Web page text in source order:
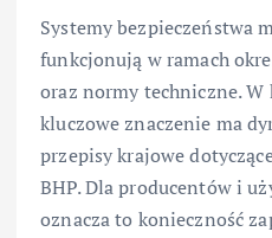
Systemy bezpieczeństwa
funkcjonują w ramach
oraz normy techniczne.
kluczowe znaczenie ma
przepisy krajowe
BHP. Dla producentów i
oznacza to konieczność